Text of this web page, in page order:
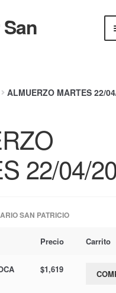
ALMUERZO MARTES 22/
22/04/
SAN PATRICIO
Precio Carrito
$1,619